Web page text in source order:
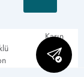
Karın
kasları
çatlakları